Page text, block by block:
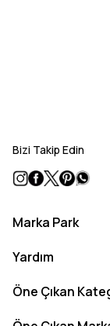
Bizi Takip Edin
Marka Park
Yardım
Öne Çıkan